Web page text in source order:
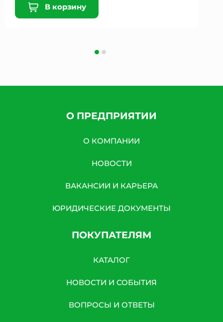
В корзину
О ПРЕДПРИЯТИИ
О КОМПАНИИ
НОВОСТИ
ВАКАНСИИ И КАРЬЕРА
ЮРИДИЧЕСКИЕ ДОКУМЕНТЫ
ПОКУПАТЕЛЯМ
КАТАЛОГ
НОВОСТИ И СОБЫТИЯ
ВОПРОСЫ И ОТВЕТЫ